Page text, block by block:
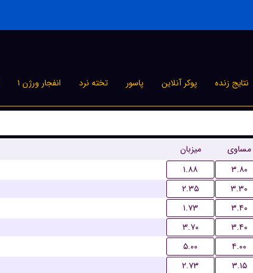
نتایج زنده پوکر آنلاین پاسور تخته نرد انفجار ورژن ۱
میزبان مساوی
۱.۸۸ ۳.۸۰
۲.۳۵ ۳.۳۰
۱.۷۳ ۳.۴۰
۳.۷۰ ۳.۴۰
۵.۰۰ ۴.۰۰
۲.۷۳ ۳.۱۵